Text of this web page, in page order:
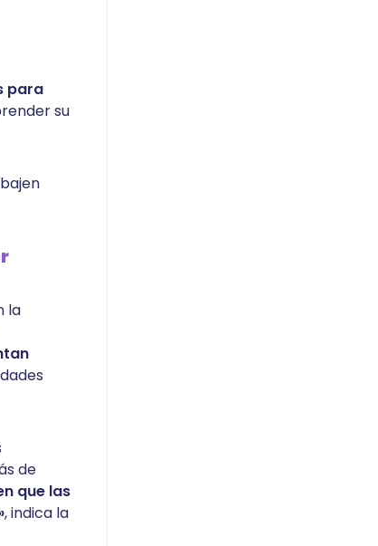
para
su
la
de
que las
, indica la